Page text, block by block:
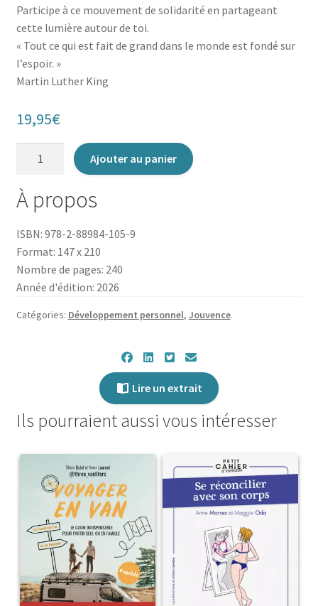
Participe à ce mouvement de solidarité en partageant
cette lumière autour de toi.
« Tout ce qui est fait de grand dans le monde est fondé sur
l’espoir. »
Martin Luther King
19,95€
Garder
espoir
Ajouter au panier
À propos
ISBN: 978-2-88984-105-9
Format: 147 x 210
Nombre de pages: 240
Année d'édition: 2026
Catégories: Développement personnel, Jouvence.
Lire un extrait
Ils pourraient aussi vous intéresser